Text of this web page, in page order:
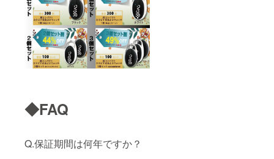
◆FAQ
Q.保証期間は何年ですか？